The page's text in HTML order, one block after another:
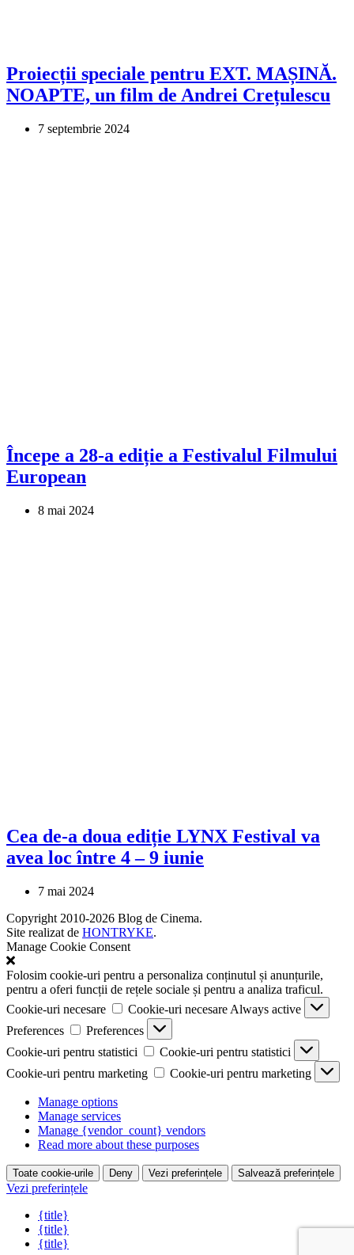
Proiecții speciale pentru EXT. MAȘINĂ.
NOAPTE, un film de Andrei Crețulescu
7 septembrie 2024
Începe a 28-a ediție a Festivalul Filmului
European
8 mai 2024
Cea de-a doua ediție LYNX Festival va
avea loc între 4 – 9 iunie
7 mai 2024
Copyright 2010-2026 Blog de Cinema.
Site realizat de HONTRYKE.
Manage Cookie Consent
Folosim cookie-uri pentru a personaliza conținutul și anunțurile,
pentru a oferi funcții de rețele sociale și pentru a analiza traficul.
Cookie-uri necesare
Cookie-uri necesare Always active
Preferences
Preferences
Cookie-uri pentru statistici
Cookie-uri pentru statistici
Cookie-uri pentru marketing
Cookie-uri pentru marketing
Manage options
Manage services
Manage {vendor_count} vendors
Read more about these purposes
Toate cookie-urile Deny Vezi preferințele Salvează preferințele
Vezi preferințele
{title}
{title}
{title}